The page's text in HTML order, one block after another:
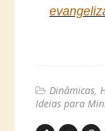
Dinâmicas
Ideias para